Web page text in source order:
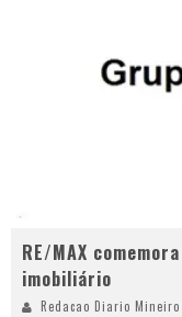
RE/MAX
imobiliário
Redacao Diario Mineiro